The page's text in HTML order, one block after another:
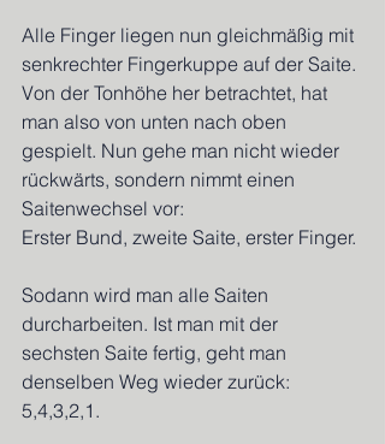
Alle Finger liegen nun gleichmäßig mit
senkrechter Fingerkuppe auf der Saite.
Von der Tonhöhe her betrachtet, hat
man also von unten nach oben
gespielt. Nun gehe man nicht wieder
rückwärts, sondern nimmt einen
Saitenwechsel vor:
Erster Bund, zweite Saite, erster Finger.
Sodann wird man alle Saiten
durcharbeiten. Ist man mit der
sechsten Saite fertig, geht man
denselben Weg wieder zurück:
5,4,3,2,1.